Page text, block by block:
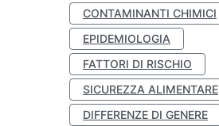
CONTAMINANTI CHIMICI
EPIDEMIOLOGIA
FATTORI DI RISCHIO
SICUREZZA ALIMENTARE
DIFFERENZE DI GENERE